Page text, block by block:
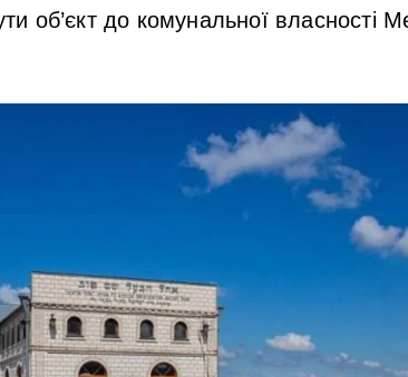
об’єкт до комунальної власності